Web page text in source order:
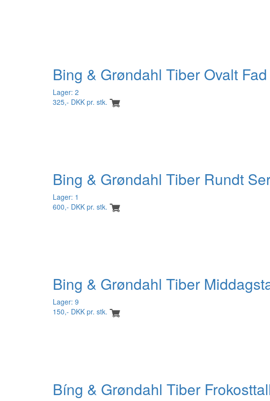
Bing & Grøndahl Tiber Ovalt
Lager: 2
325,- DKK pr. stk.
Bing & Grøndahl Tiber Rundt
Lager: 1
600,- DKK pr. stk.
Bing & Grøndahl Tiber
Lager: 9
150,- DKK pr. stk.
Bíng & Grøndahl Tiber